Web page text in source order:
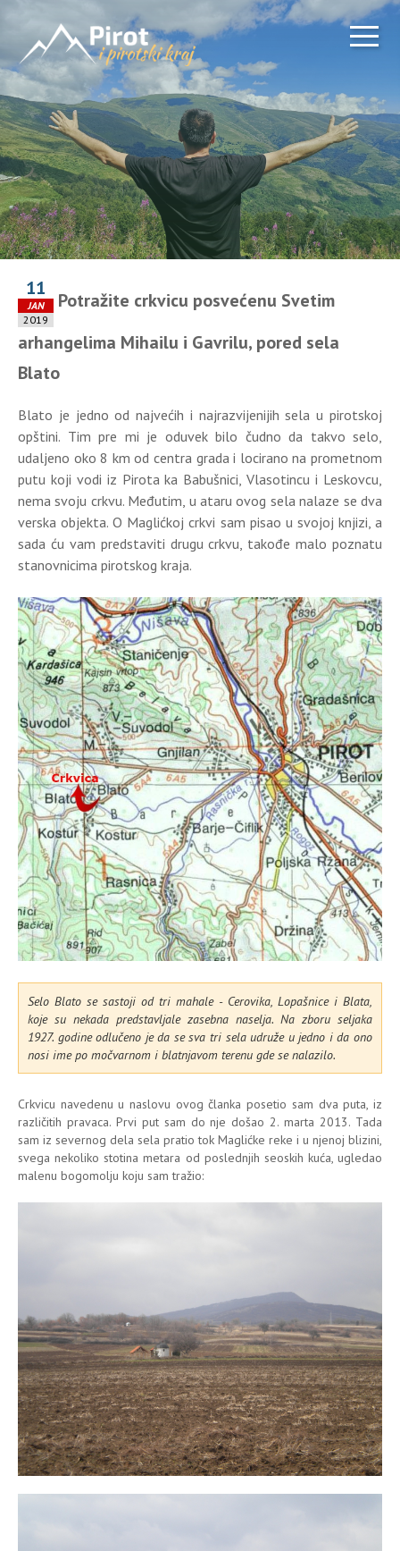
11
JAN
2019
Potražite crkvicu posvećenu Svetim
arhangelima Mihailu i Gavrilu, pored sela
Blato
Blato je jedno od najvećih i najrazvijenijih sela u pirotskoj
opštini. Tim pre mi je oduvek bilo čudno da takvo selo,
udaljeno oko 8 km od centra grada i locirano na prometnom
putu koji vodi iz Pirota ka Babušnici, Vlasotincu i Leskovcu,
nema svoju crkvu. Međutim, u ataru ovog sela nalaze se dva
verska objekta. O Maglićkoj crkvi sam pisao u svojoj knjizi, a
sada ću vam predstaviti drugu crkvu, takođe malo poznatu
stanovnicima pirotskog kraja.
Selo Blato se sastoji od tri mahale - Cerovika, Lopašnice i Blata,
koje su nekada predstavljale zasebna naselja. Na zboru seljaka
1927. godine odlučeno je da se sva tri sela udruže u jedno i da ono
nosi ime po močvarnom i blatnjavom terenu gde se nalazilo.
Crkvicu navedenu u naslovu ovog članka posetio sam dva puta, iz
različitih pravaca. Prvi put sam do nje došao 2. marta 2013. Tada
sam iz severnog dela sela pratio tok Maglićke reke i u njenoj blizini,
svega nekoliko stotina metara od poslednjih seoskih kuća, ugledao
malenu bogomolju koju sam tražio: